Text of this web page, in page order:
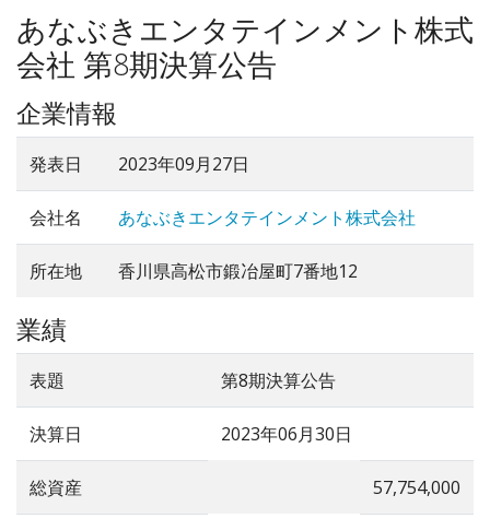
あなぶきエンタテインメント株式
会社 第8期決算公告
企業情報
発表日 2023年09月27日
会社名 あなぶきエンタテインメント株式会社
所在地 香川県高松市鍛冶屋町7番地12
業績
表題 第8期決算公告
決算日 2023年06月30日
総資産 57,754,000